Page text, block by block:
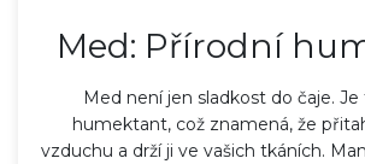
Med: Přírodní
Med není jen sladkost do čaje.
humektant, což znamená, že
vzduchu a drží ji ve vašich tkáních.